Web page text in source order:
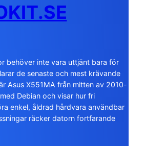
behöver inte vara uttjänt bara för
de senaste och mest krävande
Asus X551MA från mitten av 2010-
Debian och visar hur fri
enkel, åldrad hårdvara användbar
räcker datorn fortfarande